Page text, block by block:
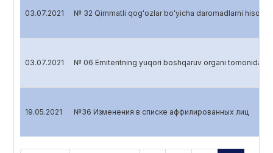
03.07.2021 № 32 Qimmatli qog'ozlar bo'yicha daromadlarni
03.07.2021 № 06 Emitentning yuqori boshqaruv organi tomonidan
19.05.2021 №36 Изменения в списке аффилированных лиц